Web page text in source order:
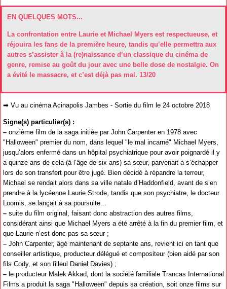
EN QUELQUES MOTS...
La confrontation entre Laurie et Michael Myers est respectueuse, et
réjouira les fans de la première heure, tandis qu’elle permettra aux
autres s’assister à la (re)naissance d’un classique du cinéma de
genre, remise au goût du jour avec une belle dose de nostalgie. On
a évité le massacre, et c’est déjà pas mal. 13/20
➡ Vu au cinéma Acinapolis Jambes - Sortie du film le 24 octobre 2018
Signe(s) particulier(s) :
– onzième film de la saga initiée par John Carpenter en 1978 avec
"Halloween" premier du nom, dans lequel "le mal incarné" Michael Myers,
jusqu’alors enfermé dans un hôpital psychiatrique pour avoir poignardé il y
a quinze ans de cela (à l’âge de six ans) sa sœur, parvenait à s’échapper
lors de son transfert pour être jugé. Bien décidé à répandre la terreur,
Michael se rendait alors dans sa ville natale d’Haddonfield, avant de s’en
prendre à la lycéenne Laurie Strode, tandis que son psychiatre, le docteur
Loomis, se lançait à sa poursuite...
– suite du film original, faisant donc abstraction des autres films,
considérant ainsi que Michael Myers a été arrêté à la fin du premier film, et
que Laurie n’est donc pas sa sœur ;
– John Carpenter, âgé maintenant de septante ans, revient ici en tant que
conseiller artistique, producteur délégué et compositeur (bien aidé par son
fils Cody, et son filleul Daniel Davies) ;
– le producteur Malek Akkad, dont la société familiale Trancas International
Films a produit la saga "Halloween" depuis sa création, soit onze films sur